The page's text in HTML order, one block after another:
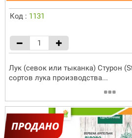
Код : 1131
Лук (севок или тыканка) Стурон
сортов лука производства...